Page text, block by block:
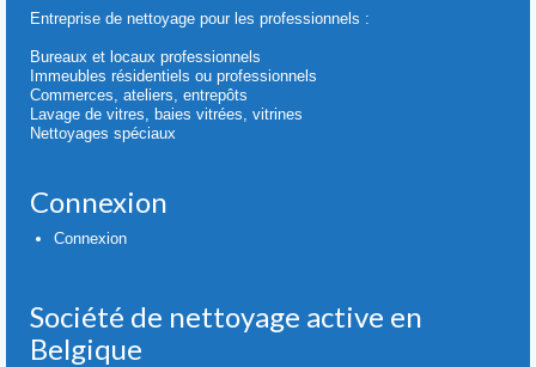
Entreprise de nettoyage pour les professionnels :
Bureaux et locaux professionnels
Immeubles résidentiels ou professionnels
Commerces, ateliers, entrepôts
Lavage de vitres, baies vitrées, vitrines
Nettoyages spéciaux
Connexion
Connexion
Société de nettoyage active en
Belgique